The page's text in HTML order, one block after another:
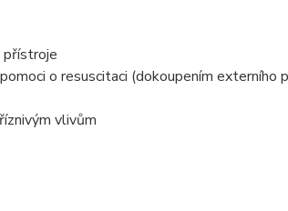
o resuscitaci (dokoupením externího
vlivům